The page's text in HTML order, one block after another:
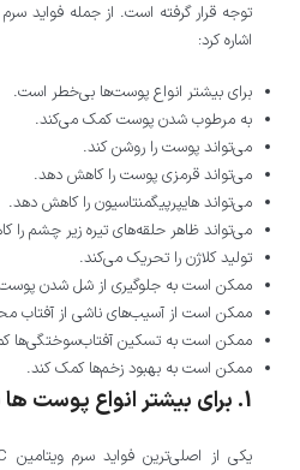
اشاره کرد:
برای بیشتر انواع پوست‌ها بی‌خطر است.
به مرطوب شدن پوست کمک می‌کند.
می‌تواند پوست را روشن کند.
می‌تواند قرمزی پوست را کاهش دهد.
می‌تواند هایپرپیگمنتاسیون را کاهش دهد.
می‌تواند ظاهر حلقه‌های تیره زیر چشم را
تولید کلاژن را تحریک می‌کند.
ممکن است به جلوگیری از شل شدن
ممکن است از آسیب‌های ناشی از آفتاب
ممکن است به تسکین آفتاب‌سوختگی‌ها
ممکن است به بهبود زخم‌ها کمک کند.
1. برای بیشتر انواع پوست‌ ها بی‌خطر است